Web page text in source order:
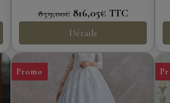
859,00€ 816,05€ TTC
Détails
Promo